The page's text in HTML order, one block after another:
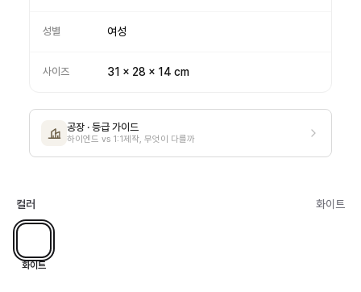
성별 여성
사이즈 31 x 28 x 14 cm
공장 · 등급 가이드
하이엔드 vs 1:1제작, 무엇이 다를까
컬러 화이트
화이트